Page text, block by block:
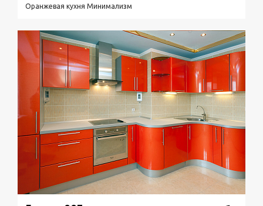
Оранжевая кухня Минимализм
Подробнее Узнать стоимость